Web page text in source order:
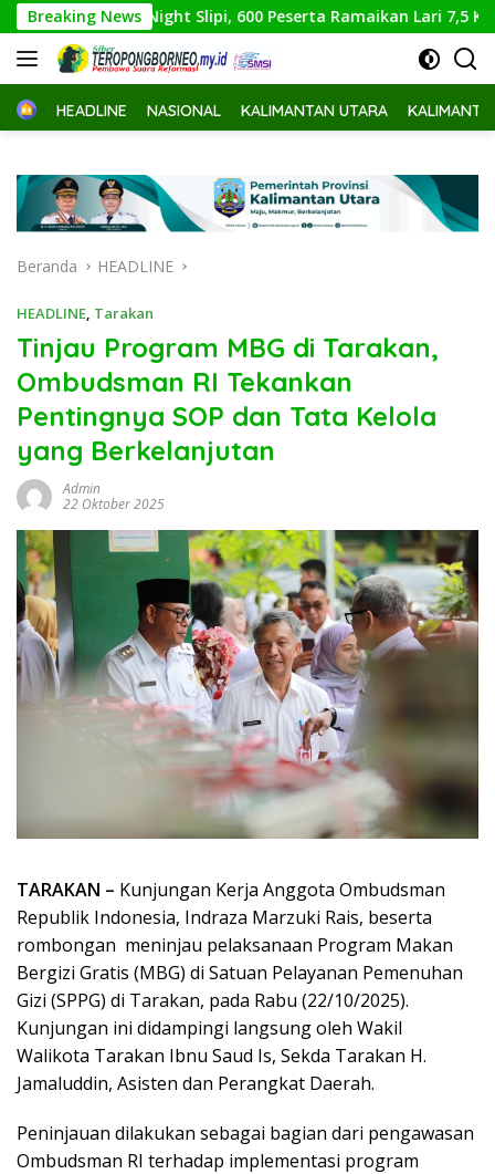
Langsung
ke
konten
Breaking News
Run Night Slipi, 600 Peserta Ramaikan Lari 7,5 Kilometer
HomeHEADLINE NASIONAL KALIMANTAN UTARA
Beranda HEADLINE
HEADLINE, Tarakan
Tinjau Program MBG di Tarakan,
Ombudsman RI Tekankan
Pentingnya SOP dan Tata Kelola
yang Berkelanjutan
Admin
22 Oktober 2025
TARAKAN – Kunjungan Kerja Anggota Ombudsman
Republik Indonesia, Indraza Marzuki Rais, beserta
rombongan meninjau pelaksanaan Program Makan
Bergizi Gratis (MBG) di Satuan Pelayanan Pemenuhan
Gizi (SPPG) di Tarakan, pada Rabu (22/10/2025).
Kunjungan ini didampingi langsung oleh Wakil
Walikota Tarakan Ibnu Saud Is, Sekda Tarakan H.
Jamaluddin, Asisten dan Perangkat Daerah.
Peninjauan dilakukan sebagai bagian dari pengawasan
Ombudsman RI terhadap implementasi program